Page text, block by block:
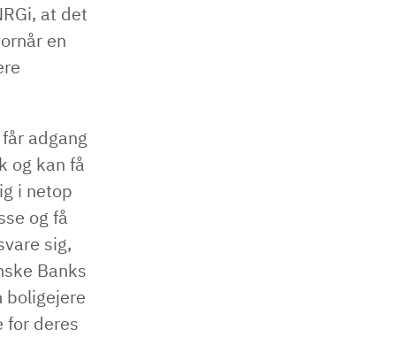
at det
en
adgang
og kan få
i netop
og få
sig,
Banks
boligejere
for deres